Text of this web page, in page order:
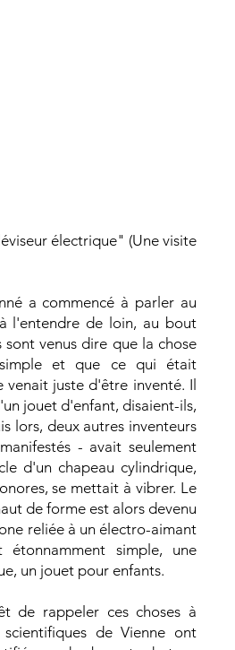
électrique" (Une visite
a commencé à parler au
l'entendre de loin, au bout
venus dire que la chose
et que ce qui était
juste d'être inventé. Il
jouet d'enfant, disaient-ils,
lors, deux autres inventeurs
- avait seulement
d'un chapeau cylindrique,
se mettait à vibrer. Le
de forme est alors devenu
reliée à un électro-aimant
simple, une
un jouet pour enfants.
de rappeler ces choses à
de Vienne ont